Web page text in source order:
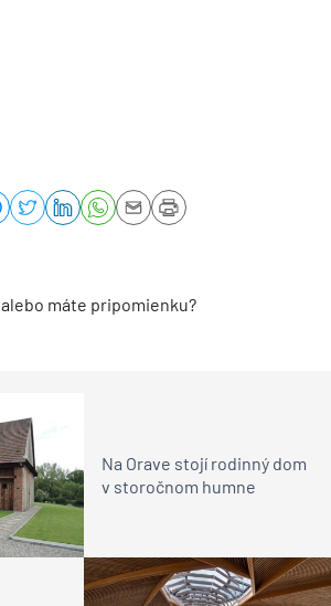
máte pripomienku?
Na Orave stojí rodinný dom
v storočnom humne